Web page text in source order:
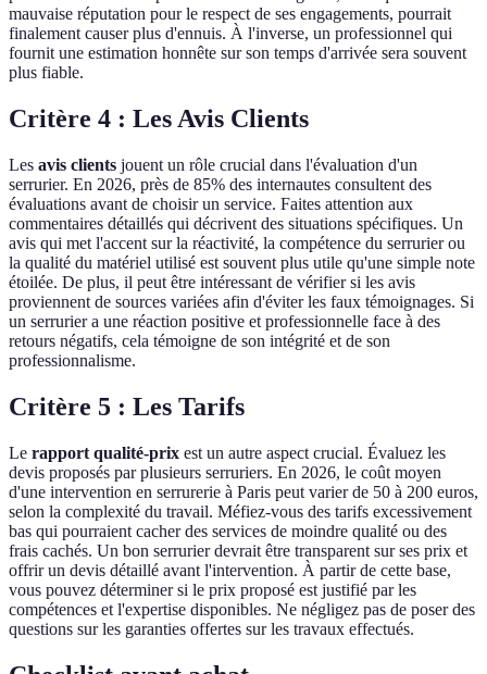
mauvaise réputation pour le respect de ses engagements, pourrait
finalement causer plus d'ennuis. À l'inverse, un professionnel qui
fournit une estimation honnête sur son temps d'arrivée sera souvent
plus fiable.
Critère 4 : Les Avis Clients
Les avis clients jouent un rôle crucial dans l'évaluation d'un
serrurier. En 2026, près de 85% des internautes consultent des
évaluations avant de choisir un service. Faites attention aux
commentaires détaillés qui décrivent des situations spécifiques. Un
avis qui met l'accent sur la réactivité, la compétence du serrurier ou
la qualité du matériel utilisé est souvent plus utile qu'une simple note
étoilée. De plus, il peut être intéressant de vérifier si les avis
proviennent de sources variées afin d'éviter les faux témoignages. Si
un serrurier a une réaction positive et professionnelle face à des
retours négatifs, cela témoigne de son intégrité et de son
professionnalisme.
Critère 5 : Les Tarifs
Le rapport qualité-prix est un autre aspect crucial. Évaluez les
devis proposés par plusieurs serruriers. En 2026, le coût moyen
d'une intervention en serrurerie à Paris peut varier de 50 à 200 euros,
selon la complexité du travail. Méfiez-vous des tarifs excessivement
bas qui pourraient cacher des services de moindre qualité ou des
frais cachés. Un bon serrurier devrait être transparent sur ses prix et
offrir un devis détaillé avant l'intervention. À partir de cette base,
vous pouvez déterminer si le prix proposé est justifié par les
compétences et l'expertise disponibles. Ne négligez pas de poser des
questions sur les garanties offertes sur les travaux effectués.